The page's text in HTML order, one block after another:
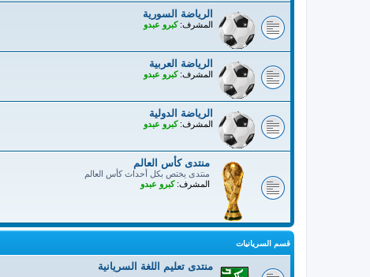
الرياضة السورية
المشرف: كبرو عبدو
الرياضة العربية
المشرف: كبرو عبدو
الرياضة الدولية
المشرف: كبرو عبدو
منتدى كأس العالم
منتدى يختص بكل أحداث كأس العالم
المشرف: كبرو عبدو
قسم السريانيات
منتدى تعليم اللغة السريانية